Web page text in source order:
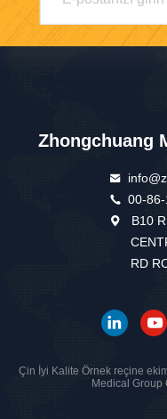
Zhongchuang
00-
B10
RD
Çin İyi Kalite Örnek reçine
Medical Group